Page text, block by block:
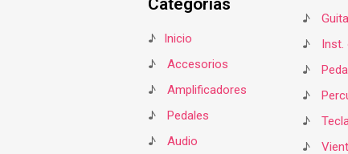
Categorías
♪
Inicio
♪
Accesorios
♪
Amplificadores
♪
Pedales
♪
Audio
♪
♪
Inst.
♪
♪
♪
♪